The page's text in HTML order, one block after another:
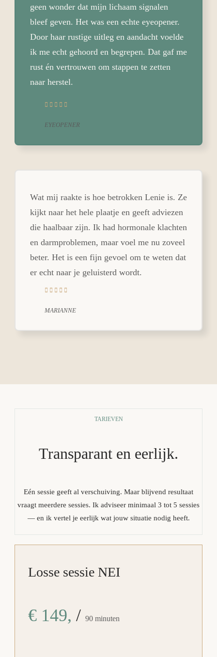
geen wonder dat mijn lichaam signalen
bleef geven. Het was een echte eyeopener.
Door haar rustige uitleg en aandacht voelde
ik me echt gehoord en begrepen. Dat gaf me
rust én vertrouwen om stappen te zetten
naar herstel.
EYEOPENER
Wat mij raakte is hoe betrokken Lenie is. Ze
kijkt naar het hele plaatje en geeft adviezen
die haalbaar zijn. Ik had hormonale klachten
en darmproblemen, maar voel me nu zoveel
beter. Het is een fijn gevoel om te weten dat
er echt naar je geluisterd wordt.
MARIANNE
TARIEVEN
Transparant en eerlijk.
Eén sessie geeft al verschuiving. Maar blijvend resultaat
vraagt meerdere sessies. Ik adviseer minimaal 3 tot 5 sessies
— en ik vertel je eerlijk wat jouw situatie nodig heeft.
Losse sessie NEI
€ 149, / 90 minuten